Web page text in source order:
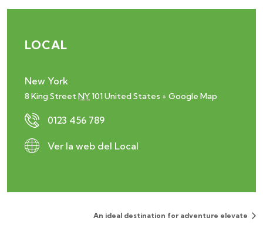
LOCAL
New York
8 King StreetNY101 United States + Google Map
0123 456 789
Ver la web del Local
An ideal destination for adventure elevate